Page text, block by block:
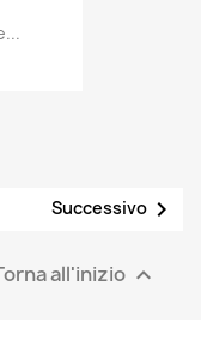
Successivo 
all'inizio 